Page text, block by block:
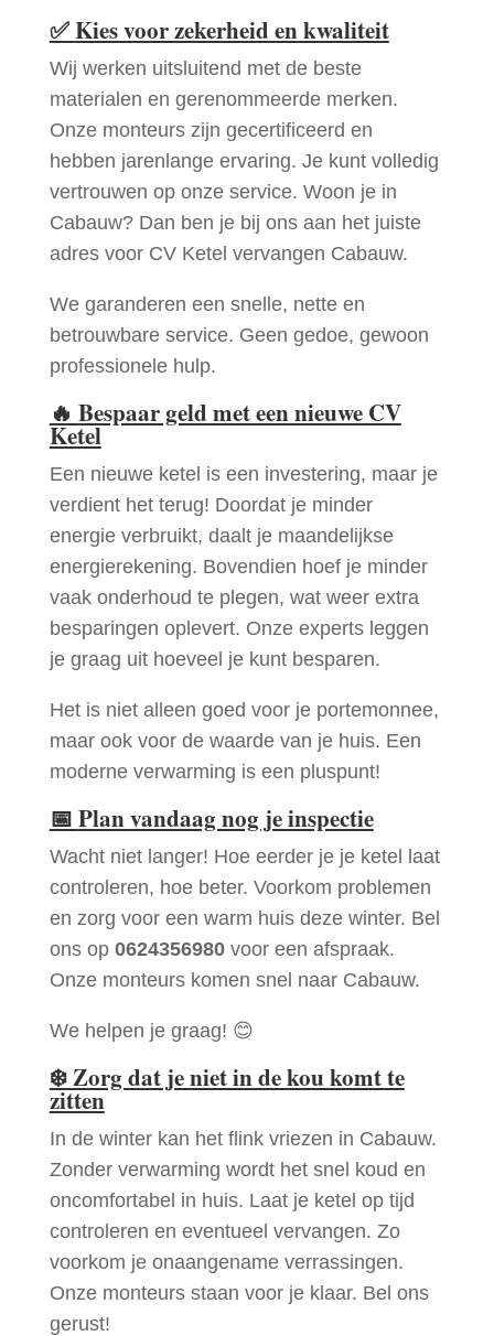
✅Kies voor zekerheid en kwaliteit
Wij werken uitsluitend met de beste
materialen en gerenommeerde merken.
Onze monteurs zijn gecertificeerd en
hebben jarenlange ervaring. Je kunt volledig
vertrouwen op onze service. Woon je in
Cabauw? Dan ben je bij ons aan het juiste
adres voor CV Ketel vervangen Cabauw.
We garanderen een snelle, nette en
betrouwbare service. Geen gedoe, gewoon
professionele hulp.
🔥 Bespaar geld met een nieuwe CV
Ketel
Een nieuwe ketel is een investering, maar je
verdient het terug! Doordat je minder
energie verbruikt, daalt je maandelijkse
energierekening. Bovendien hoef je minder
vaak onderhoud te plegen, wat weer extra
besparingen oplevert. Onze experts leggen
je graag uit hoeveel je kunt besparen.
Het is niet alleen goed voor je portemonnee,
maar ook voor de waarde van je huis. Een
moderne verwarming is een pluspunt!
📅 Plan vandaag nog je inspectie
Wacht niet langer! Hoe eerder je je ketel laat
controleren, hoe beter. Voorkom problemen
en zorg voor een warm huis deze winter. Bel
ons op 0624356980voor een afspraak.
Onze monteurs komen snel naar Cabauw.
We helpen je graag! 😊
❄️Zorg dat je niet in de kou komt te
zitten
In de winter kan het flink vriezen in Cabauw.
Zonder verwarming wordt het snel koud en
oncomfortabel in huis. Laat je ketel op tijd
controleren en eventueel vervangen. Zo
voorkom je onaangename verrassingen.
Onze monteurs staan voor je klaar. Bel ons
gerust!